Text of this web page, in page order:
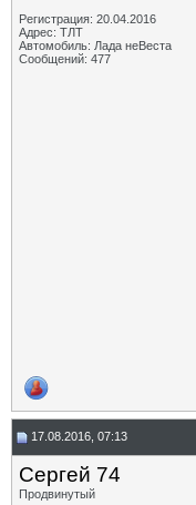
Регистрация: 20.04.2016
Адрес: ТЛТ
Автомобиль: Лада неВеста
Сообщений: 477
17.08.2016, 07:13
Сергей 74
Продвинутый